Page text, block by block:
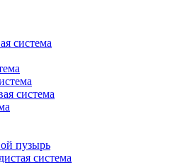
система
система
пузырь
система